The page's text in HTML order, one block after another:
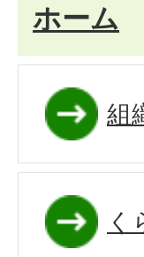
ホーム
組
く